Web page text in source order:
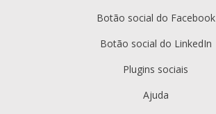
Botão social do Facebook
Botão social do LinkedIn
Plugins sociais
Ajuda